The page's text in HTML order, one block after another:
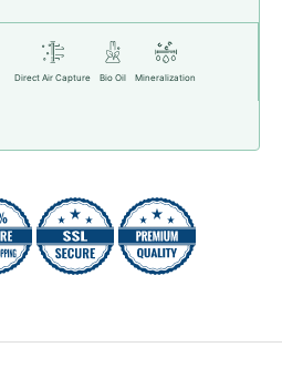
Direct Air Capture Bio Oil Mineralization